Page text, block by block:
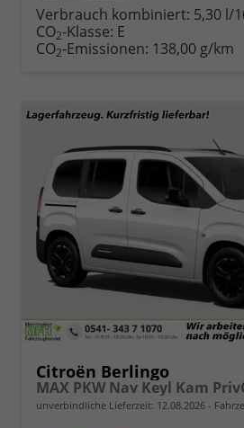
Verbrauch kombiniert: 5,30 l/
CO2-Klasse: E
CO2-Emissionen: 138,00 g/km
Citroën Berlingo
MAX PKW Nav Keyl Kam
unverbindliche Lieferzeit: 12.08.2026